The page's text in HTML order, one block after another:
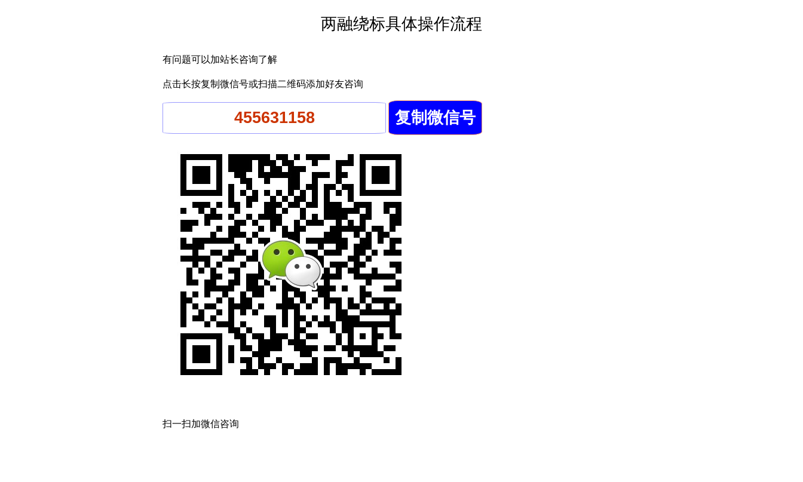
两融绕标具体操作流程
有问题可以加站长咨询了解
点击长按复制微信号或扫描二维码添加好友咨询
扫一扫加微信咨询